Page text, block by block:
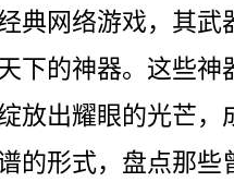
典网络游戏，其武
下的神器。这些神
放出耀眼的光芒，
的形式，盘点那些